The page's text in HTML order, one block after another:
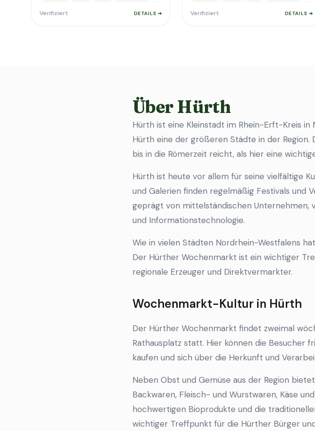
Verifiziert DETAILS ➔ Verifiziert DETAILS ➔
Über Hürth
Hürth ist eine Kleinstadt im Rhein-Erft-Kreis
Hürth eine der größeren Städte in der
bis in die Römerzeit reicht, als hier eine
Hürth ist heute vor allem für seine vielfältige
und Galerien finden regelmäßig Festivals und
geprägt von mittelständischen Unternehmen,
und Informationstechnologie.
Wie in vielen Städten Nordrhein-Westfalens
Der Hürther Wochenmarkt ist ein wichtiger
regionale Erzeuger und Direktvermarkter.
Wochenmarkt-Kultur in Hürth
Der Hürther Wochenmarkt findet zweimal
Rathausplatz statt. Hier können die Besucher
kaufen und sich über die Herkunft und
Neben Obst und Gemüse aus der Region
Backwaren, Fleisch- und Wurstwaren, Käse
hochwertigen Bioprodukte und die
wichtiger Treffpunkt für die Hürther Bürger